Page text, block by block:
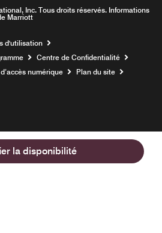
la disponibilité
Inc. Tous droits réservés. Informations
Marriott
nouvelle fenêtre
d'utilisation
Centre de Confidentialité
numérique
Plan du site